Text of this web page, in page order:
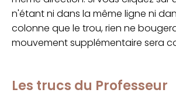
n'étant ni dans la même ligne ni
colonne que le trou, rien ne
mouvement supplémentaire sera
Les trucs du Professeur